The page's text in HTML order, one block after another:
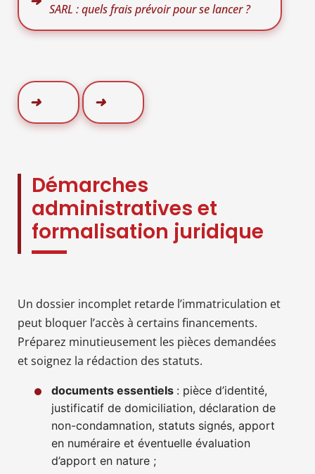
SARL : quels frais prévoir pour se lancer ?
Démarches
administratives et
formalisation juridique
Un dossier incomplet retarde l’immatriculation et
peut bloquer l’accès à certains financements.
Préparez minutieusement les pièces demandées
et soignez la rédaction des statuts.
documents essentiels : pièce d’identité,
justificatif de domiciliation, déclaration de
non-condamnation, statuts signés, apport
en numéraire et éventuelle évaluation
d’apport en nature ;